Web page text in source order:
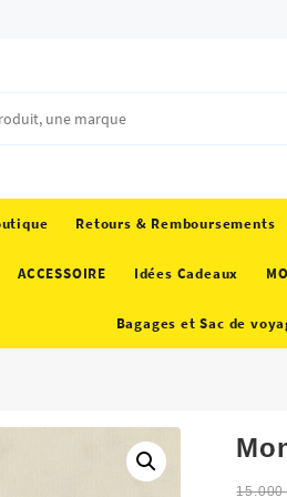
Retours & Remboursements
ACCESSOIRE Idées Cadeaux
Bagages et Sac de